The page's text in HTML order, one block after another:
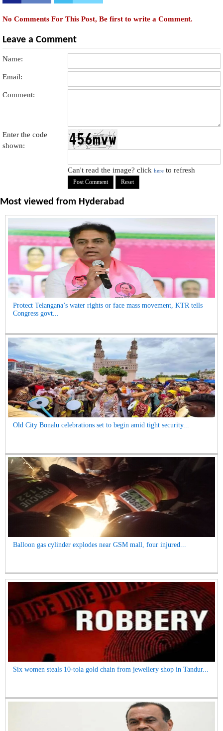
No Comments For This Post, Be first to write a Comment.
Leave a Comment
Name:
Email:
Comment:
Enter the code
shown:
Can't read the image? clickhere to refresh
Most viewed from Hyderabad
Protect Telangana’s water rights or face mass movement, KTR tells
Congress govt...
Old City Bonalu celebrations set to begin amid tight security...
Balloon gas cylinder explodes near GSM mall, four injured...
Six women steals 10-tola gold chain from jewellery shop in Tandur...